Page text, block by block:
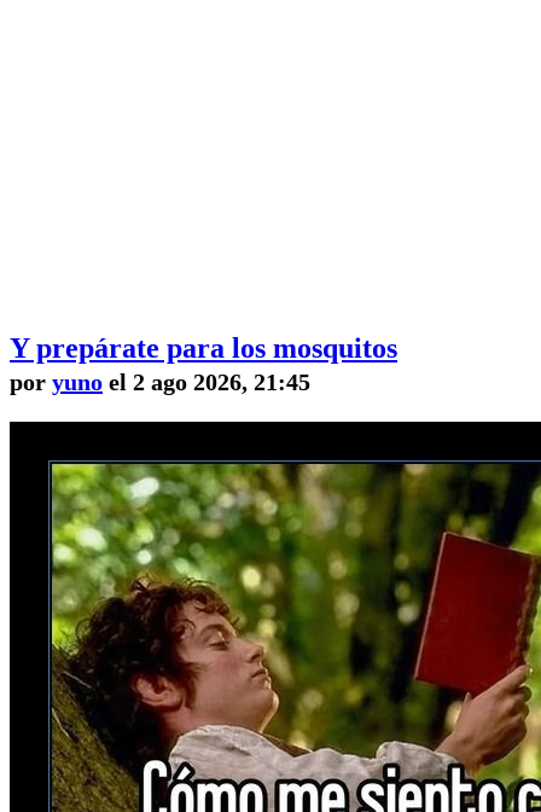
Y prepárate para los mosquitos
por yuno el 2 ago 2026, 21:45